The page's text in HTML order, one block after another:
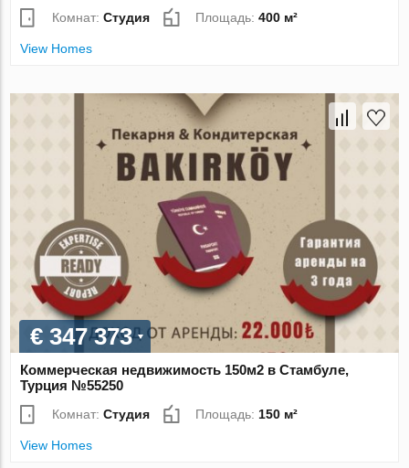
Комнат:Студия Площадь:400 м²
View Homes
€ 347 373
Коммерческая недвижимость 150м2 в Стамбуле,
Турция №55250
Комнат:Студия Площадь: 150 м²
View Homes